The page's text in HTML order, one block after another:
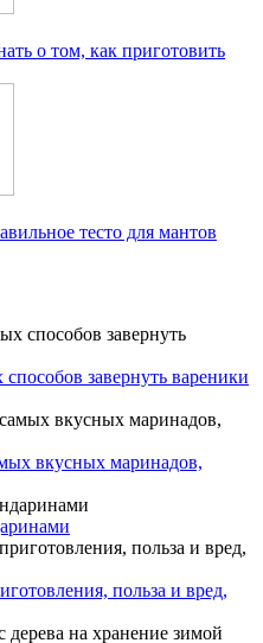
о том, как приготовить
тесто для мантов
завернуть вареники
вкусных маринадов,
польза и вред,